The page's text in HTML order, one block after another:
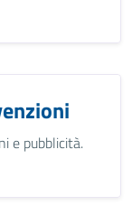
e pubblicità.